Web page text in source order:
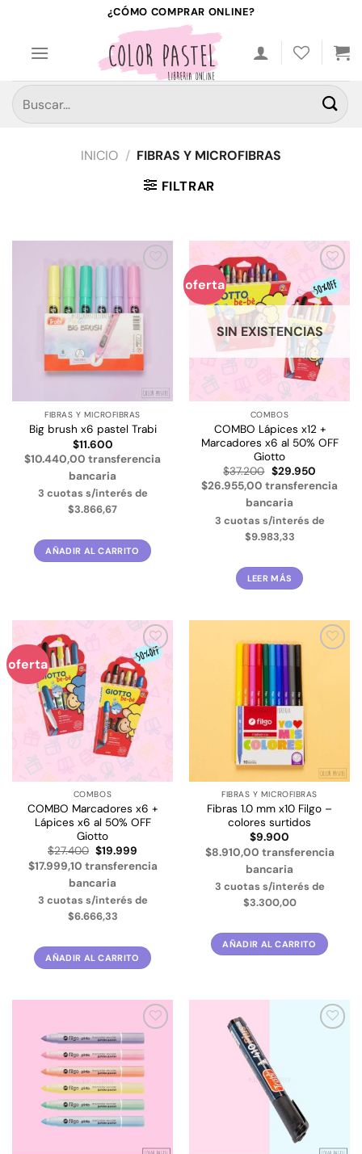
contenido
¿CÓMO COMPRAR ONLINE?
Buscar
por:
INICIO / FIBRAS Y MICROFIBRAS
FILTRAR
lista de
deseos
FIBRAS Y MICROFIBRAS
Big brush x6 pastel Trabi
$11.600
$10.440,00 transferencia
bancaria
3 cuotas s/interés de
$3.866,67
AÑADIR AL CARRITO
oferta
Añadir
a la
lista de
deseos
SIN EXISTENCIAS
COMBOS
COMBO Lápices x12 +
Marcadores x6 al 50% OFF
Giotto
$37.200 El
precio
original
era:
$29.950El
precio
actual
$26.955,00 transferencia
bancaria
3 cuotas s/interés de
$9.983,33
LEER MÁS
oferta
Añadir
a la
lista de
deseos
COMBOS
COMBO Marcadores x6 +
Lápices x6 al 50% OFF
Giotto
$27.400 El
precio
original
era:
$19.999
precio
actual
$17.999,10 transferencia
bancaria
3 cuotas s/interés de
$6.666,33
AÑADIR AL CARRITO
FIBRAS Y MICROFIBRAS
Fibras 1.0 mm x10 Filgo –
colores surtidos
$9.900
$8.910,00 transferencia
bancaria
3 cuotas s/interés de
$3.300,00
AÑADIR AL CARRITO
Añadir
a la
lista de
deseos